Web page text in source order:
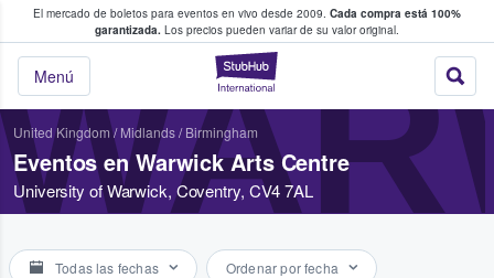
El mercado de boletos para eventos en vivo desde 2009. Cada compra está 100%
garantizada. Los precios pueden variar de su valor original.
StubHub: donde
Menú
fans compran y venden boletos
United Kingdom / Midlands/ Birmingham
Eventos en Warwick Arts Centre
University of Warwick, Coventry, CV4 7AL
Todas las fechas Ordenar por fecha